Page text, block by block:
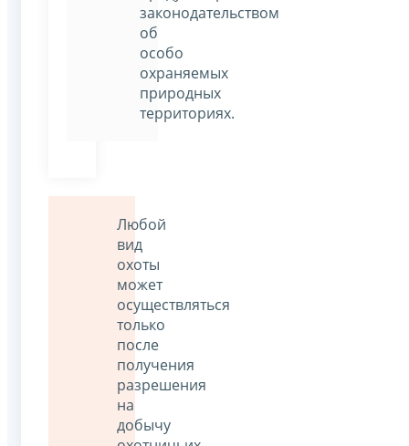
законодательством
об
особо
охраняемых
природных
территориях.
Любой
вид
охоты
может
осуществляться
только
после
получения
разрешения
на
добычу